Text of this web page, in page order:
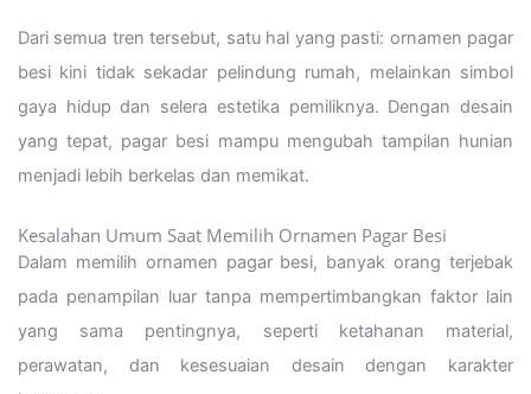
Dari semua tren tersebut, satu hal yang pasti: ornamen pagar
besi kini tidak sekadar pelindung rumah, melainkan simbol
gaya hidup dan selera estetika pemiliknya. Dengan desain
yang tepat, pagar besi mampu mengubah tampilan hunian
menjadi lebih berkelas dan memikat.
Kesalahan Umum Saat Memilih Ornamen Pagar Besi
Dalam memilih ornamen pagar besi, banyak orang terjebak
pada penampilan luar tanpa mempertimbangkan faktor lain
yang sama pentingnya, seperti ketahanan material,
perawatan, dan kesesuaian desain dengan karakter